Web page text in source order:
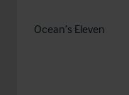
Ocean’s Eleven